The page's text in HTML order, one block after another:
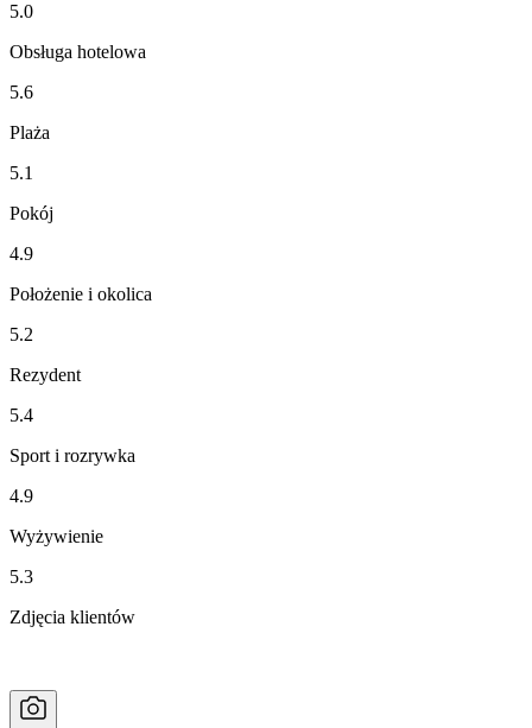
5.0
Obsługa hotelowa
5.6
Plaża
5.1
Pokój
4.9
Położenie i okolica
5.2
Rezydent
5.4
Sport i rozrywka
4.9
Wyżywienie
5.3
Zdjęcia klientów